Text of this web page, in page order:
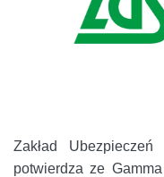
Zakład Ubezpieczeń
potwierdza ze